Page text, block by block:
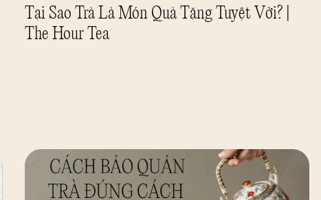
Tại Sao Trà Là Món Quà Tặng Tuyệt Vời? |
The Hour Tea